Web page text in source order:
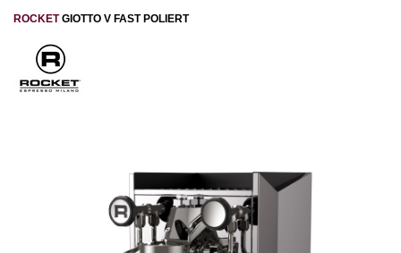
ROCKETGIOTTO V FAST POLIERT